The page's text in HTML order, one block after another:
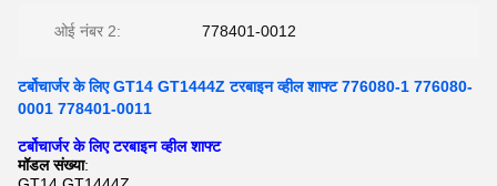
ओई नंबर 2: 778401-0012
टर्बोचार्जर के लिए GT14 GT1444Z टरबाइन व्हील शाफ्ट 776080-1 776080-
0001 778401-0011
टर्बोचार्जर के लिए टरबाइन व्हील शाफ्ट
मॉडल संख्या: